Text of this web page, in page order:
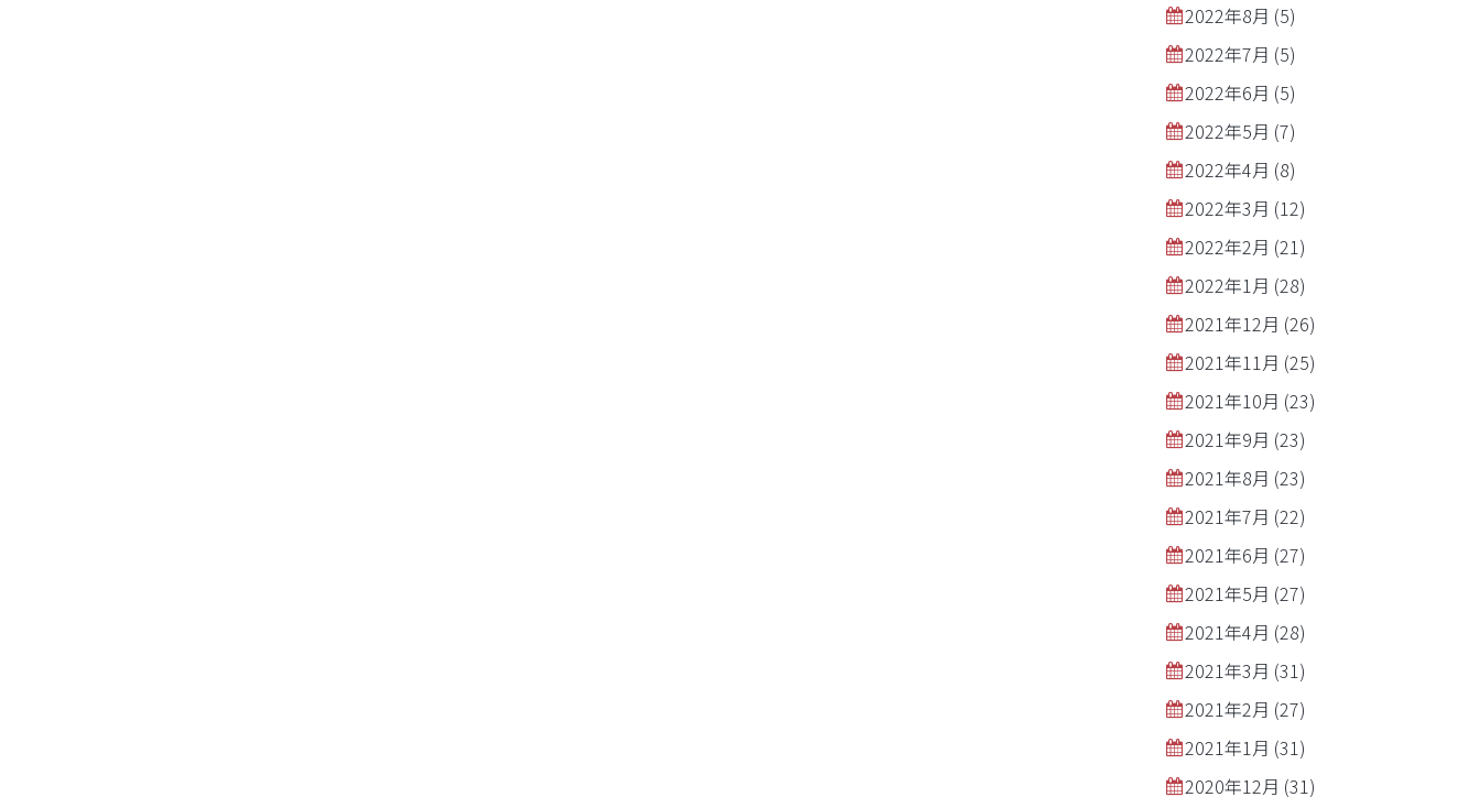
2022年8月 (5)
2022年7月 (5)
2022年6月 (5)
2022年5月 (7)
2022年4月 (8)
2022年3月 (12)
2022年2月 (21)
2022年1月 (28)
2021年12月 (26)
2021年11月 (25)
2021年10月 (23)
2021年9月 (23)
2021年8月 (23)
2021年7月 (22)
2021年6月 (27)
2021年5月 (27)
2021年4月 (28)
2021年3月 (31)
2021年2月 (27)
2021年1月 (31)
2020年12月 (31)